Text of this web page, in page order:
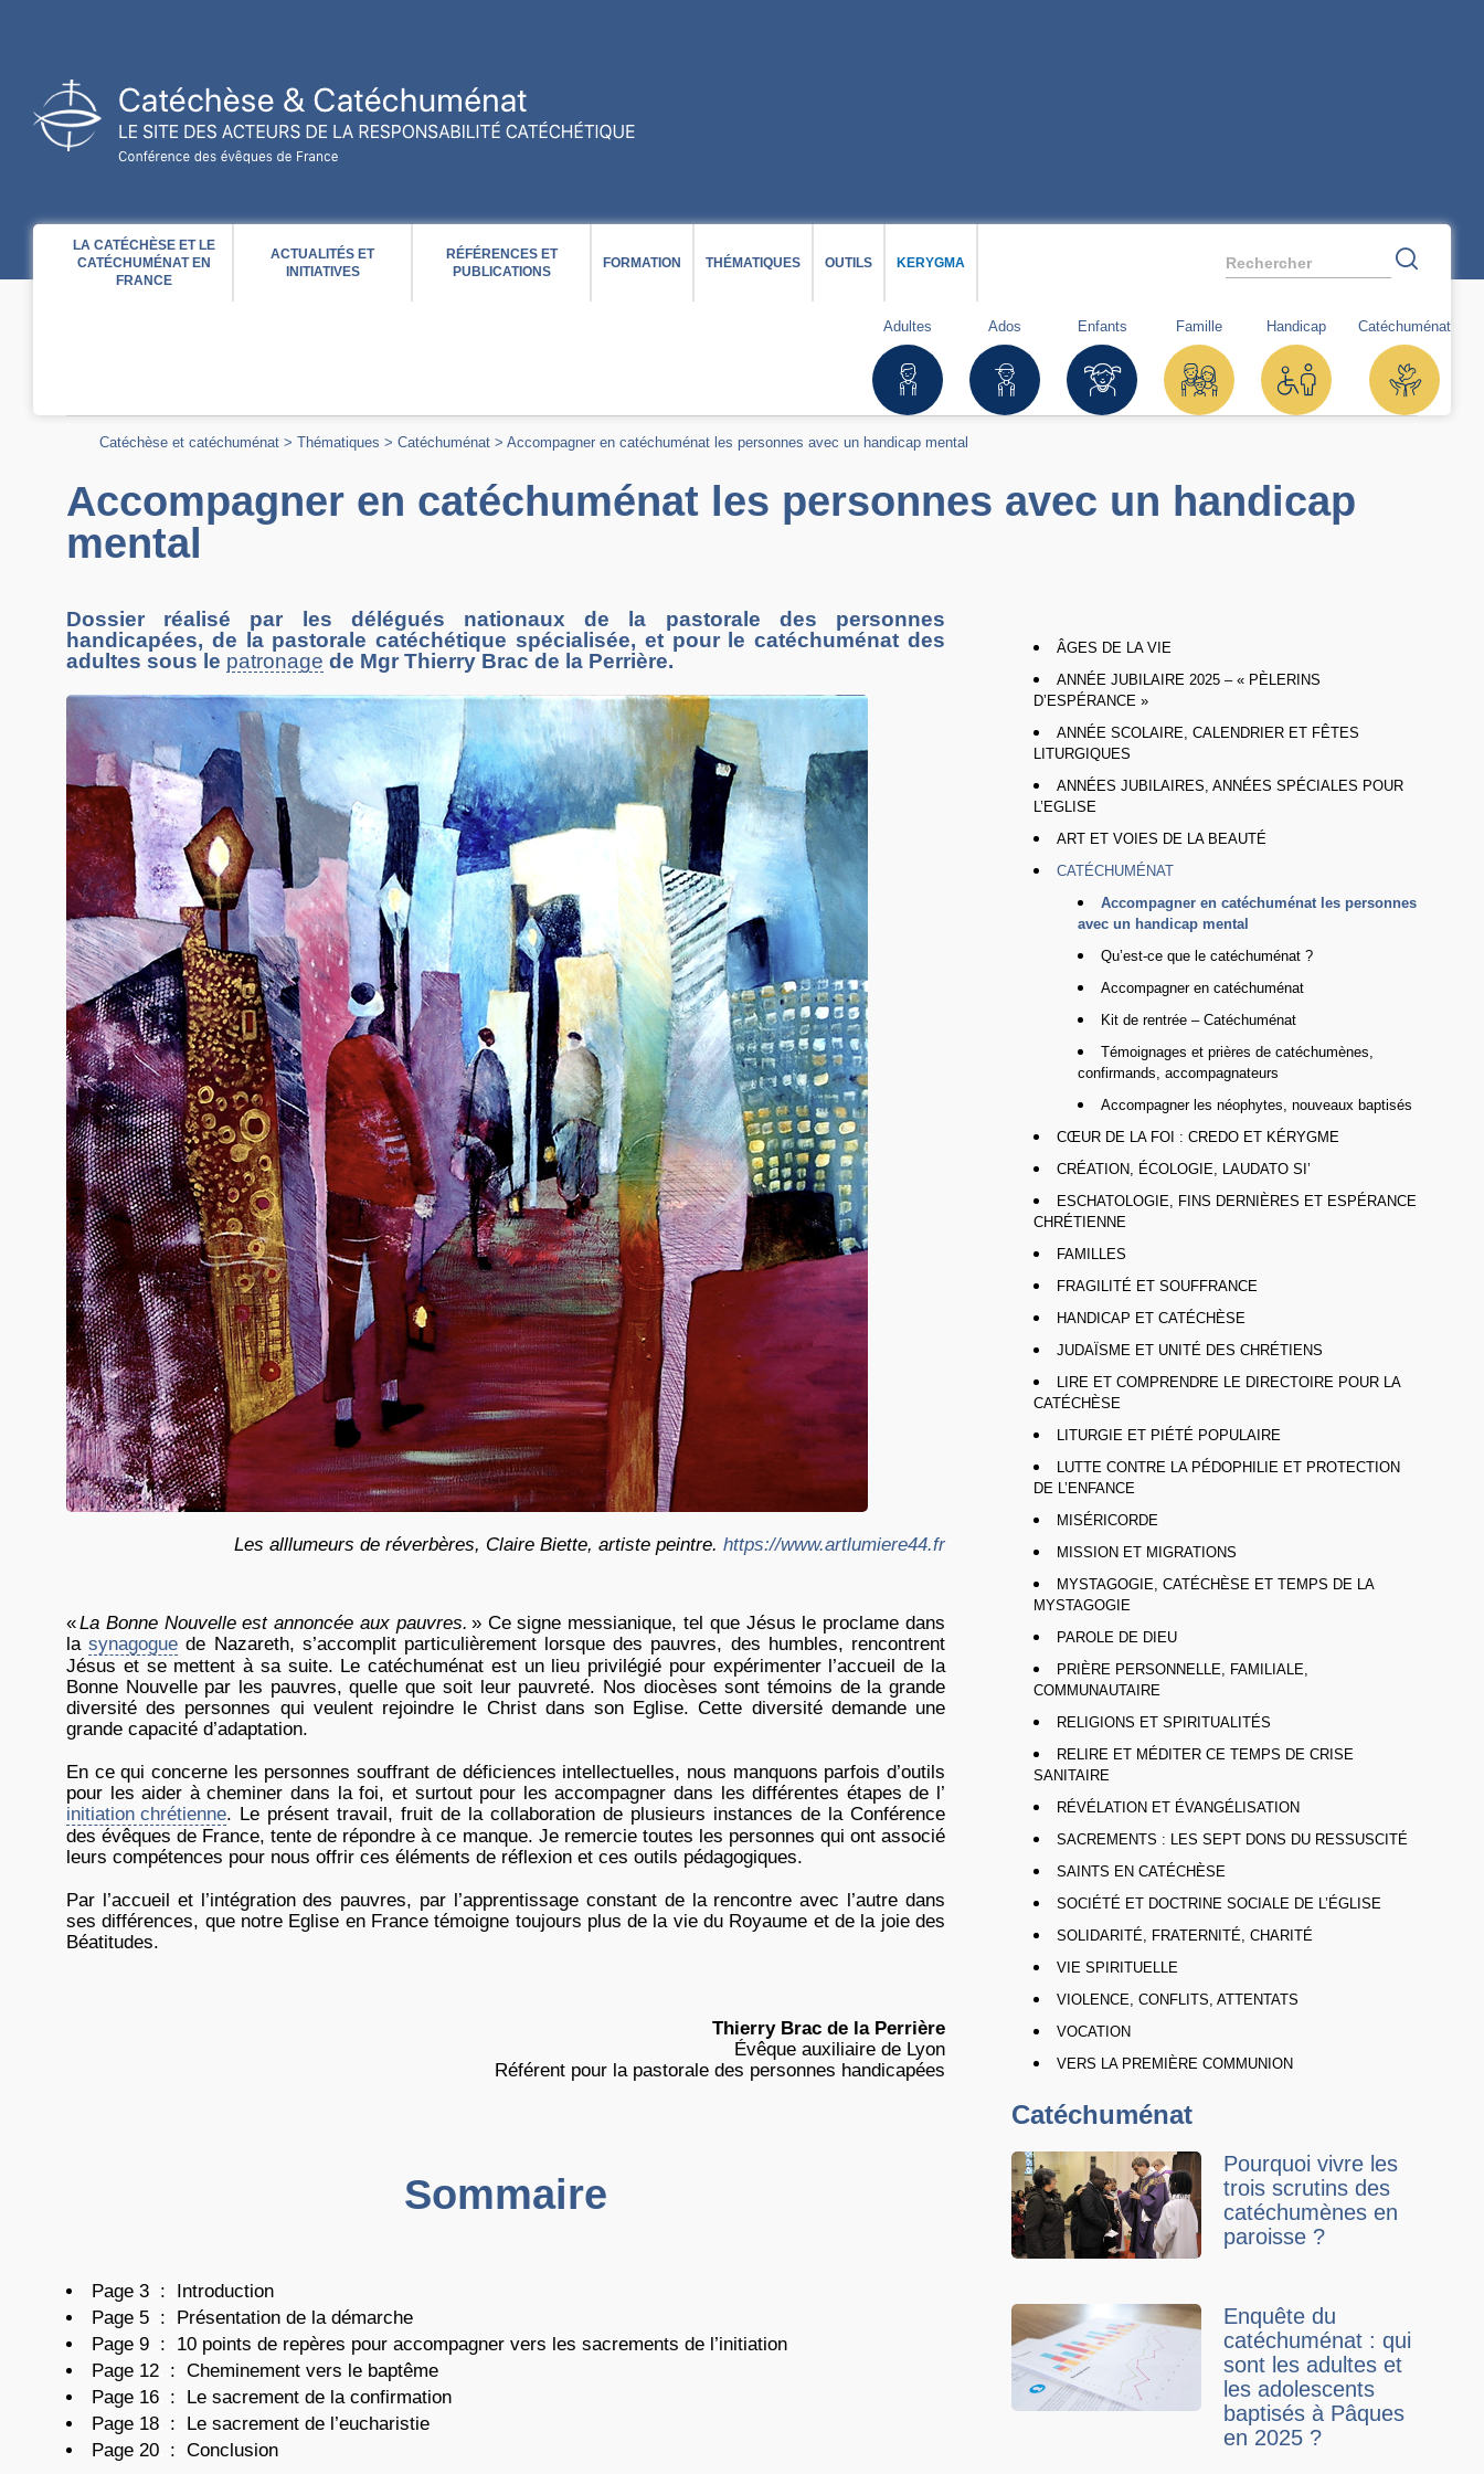
Rechercher
LA CATÉCHÈSE ET LE
CATÉCHUMÉNAT EN
FRANCE
ACTUALITÉS ET
INITIATIVES
RÉFÉRENCES ET
PUBLICATIONS
FORMATION THÉMATIQUES OUTILS KERYGMA
Adultes Ados Enfants Famille Handicap Catéchuménat
Catéchèse et catéchuménat > Thématiques > Catéchuménat > Accompagner en catéchuménat les personnes avec un handicap mental
Accompagner en catéchuménat les personnes avec un handicap
mental
Dossier réalisé par les délégués nationaux de la pastorale des personnes
handicapées, de la pastorale catéchétique spécialisée, et pour le catéchuménat des
adultes sous le patronage de Mgr Thierry Brac de la Perrière.
Les alllumeurs de réverbères, Claire Biette, artiste peintre. https://www.artlumiere44.fr
«La Bonne Nouvelle est annoncée aux pauvres. » Ce signe messianique, tel que Jésus le proclame dans
lasynagogue de Nazareth, s’accomplit particulièrement lorsque des pauvres, des humbles, rencontrent
Jésus et se mettent à sa suite. Le catéchuménat est un lieu privilégié pour expérimenter l’accueil de la
Bonne Nouvelle par les pauvres, quelle que soit leur pauvreté. Nos diocèses sont témoins de la grande
diversité des personnes qui veulent rejoindre le Christ dans son Eglise. Cette diversité demande une
grande capacité d’adaptation.
En ce qui concerne les personnes souffrant de déficiences intellectuelles, nous manquons parfois d’outils
pour les aider à cheminer dans la foi, et surtout pour les accompagner dans les différentes étapes de l’
initiation chrétienne. Le présent travail, fruit de la collaboration de plusieurs instances de la Conférence
des évêques de France, tente de répondre à ce manque. Je remercie toutes les personnes qui ont associé
leurs compétences pour nous offrir ces éléments de réflexion et ces outils pédagogiques.
Par l’accueil et l’intégration des pauvres, par l’apprentissage constant de la rencontre avec l’autre dans
ses différences, que notre Eglise en France témoigne toujours plus de la vie du Royaume et de la joie des
Béatitudes.
Thierry Brac de la Perrière
Évêque auxiliaire de Lyon
Référent pour la pastorale des personnes handicapées
Sommaire
Page 3 :
Introduction
Page 5 :
Présentation de la démarche
Page 9 :
10 points de repères pour accompagner vers les sacrements de l’initiation
Page 12 : Cheminement vers le baptême
Page 16 :
Le sacrement de la confirmation
Page 18 :
Le sacrement de l’eucharistie
Page 20 : Conclusion
ÂGES DE LA VIE
ANNÉE JUBILAIRE 2025 – « PÈLERINS
D’ESPÉRANCE »
ANNÉE SCOLAIRE, CALENDRIER ET FÊTES
LITURGIQUES
ANNÉES JUBILAIRES, ANNÉES SPÉCIALES POUR
L’EGLISE
ART ET VOIES DE LA BEAUTÉ
CATÉCHUMÉNAT
Accompagner en catéchuménat les personnes
avec un handicap mental
Qu’est-ce que le catéchuménat ?
Accompagner en catéchuménat
Kit de rentrée – Catéchuménat
Témoignages et prières de catéchumènes,
confirmands, accompagnateurs
Accompagner les néophytes, nouveaux baptisés
CŒUR DE LA FOI : CREDO ET KÉRYGME
CRÉATION, ÉCOLOGIE, LAUDATO SI’
ESCHATOLOGIE, FINS DERNIÈRES ET ESPÉRANCE
CHRÉTIENNE
FAMILLES
FRAGILITÉ ET SOUFFRANCE
HANDICAP ET CATÉCHÈSE
JUDAÏSME ET UNITÉ DES CHRÉTIENS
LIRE ET COMPRENDRE LE DIRECTOIRE POUR LA
CATÉCHÈSE
LITURGIE ET PIÉTÉ POPULAIRE
LUTTE CONTRE LA PÉDOPHILIE ET PROTECTION
DE L’ENFANCE
MISÉRICORDE
MISSION ET MIGRATIONS
MYSTAGOGIE, CATÉCHÈSE ET TEMPS DE LA
MYSTAGOGIE
PAROLE DE DIEU
PRIÈRE PERSONNELLE, FAMILIALE,
COMMUNAUTAIRE
RELIGIONS ET SPIRITUALITÉS
RELIRE ET MÉDITER CE TEMPS DE CRISE
SANITAIRE
RÉVÉLATION ET ÉVANGÉLISATION
SACREMENTS : LES SEPT DONS DU RESSUSCITÉ
SAINTS EN CATÉCHÈSE
SOCIÉTÉ ET DOCTRINE SOCIALE DE L’ÉGLISE
SOLIDARITÉ, FRATERNITÉ, CHARITÉ
VIE SPIRITUELLE
VIOLENCE, CONFLITS, ATTENTATS
VOCATION
VERS LA PREMIÈRE COMMUNION
Catéchuménat
Pourquoi vivre les
trois scrutins des
catéchumènes en
paroisse ?
Enquête du
catéchuménat : qui
sont les adultes et
les adolescents
baptisés à Pâques
en 2025 ?